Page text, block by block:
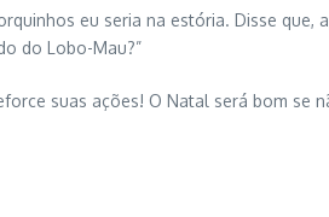
eu seria na estória. Disse
do Lobo-Mau?”
suas ações! O Natal será bom se